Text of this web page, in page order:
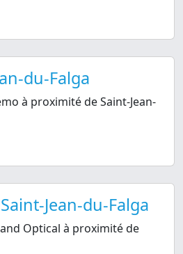
du-Falga
à proximité de Saint-Jean-
Jean-du-Falga
Optical à proximité de